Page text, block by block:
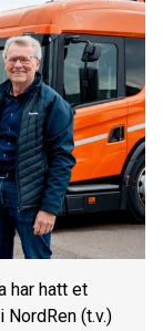
har hatt et
NordRen (t.v.)